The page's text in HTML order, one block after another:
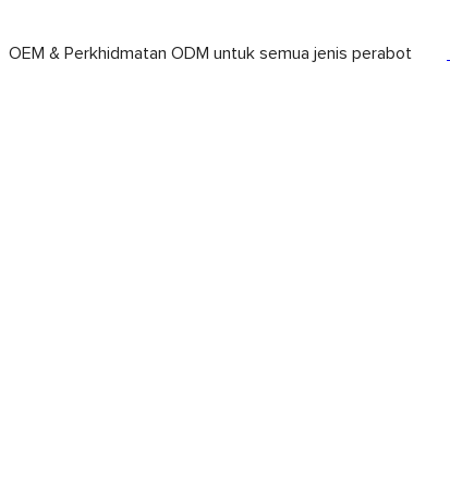
OEM & Perkhidmatan ODM untuk semua jenis perabot